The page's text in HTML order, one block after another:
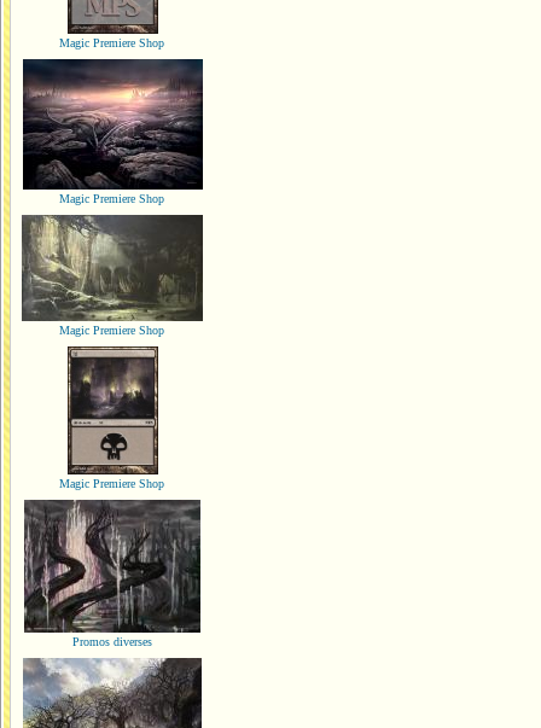
Magic Premiere Shop
Magic Premiere Shop
Magic Premiere Shop
Magic Premiere Shop
Promos diverses